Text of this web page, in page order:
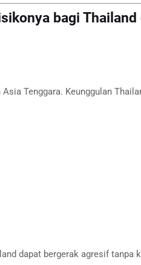
bagi Thailand
Tenggara. Keunggulan
dapat bergerak agresif tanpa